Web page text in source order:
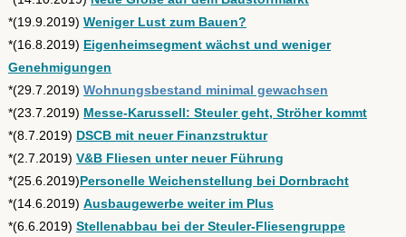
*(19.9.2019) Weniger Lust zum Bauen?
*(16.8.2019) Eigenheimsegment wächst und weniger
Genehmigungen
*(29.7.2019) Wohnungsbestand minimal gewachsen
*(23.7.2019) Messe-Karussell: Steuler geht, Ströher kommt
*(8.7.2019) DSCB mit neuer Finanzstruktur
*(2.7.2019) V&B Fliesen unter neuer Führung
*(25.6.2019)Personelle Weichenstellung bei Dornbracht
*(14.6.2019) Ausbaugewerbe weiter im Plus
*(6.6.2019) Stellenabbau bei der Steuler-Fliesengruppe